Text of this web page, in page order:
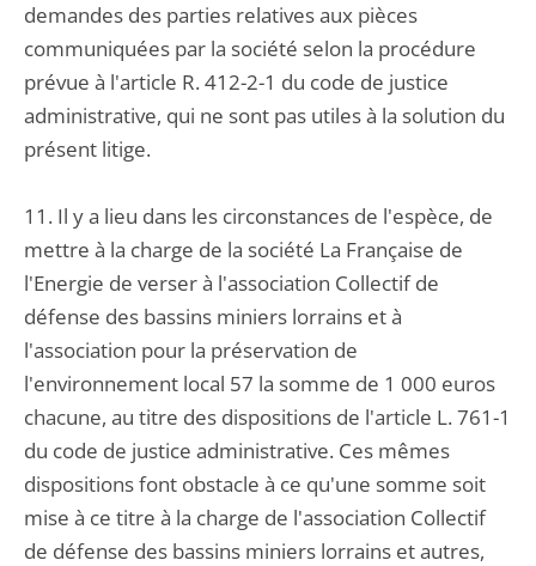
demandes des parties relatives aux pièces
communiquées par la société selon la procédure
prévue à l'article R. 412-2-1 du code de justice
administrative, qui ne sont pas utiles à la solution du
présent litige.
11. Il y a lieu dans les circonstances de l'espèce, de
mettre à la charge de la société La Française de
l'Energie de verser à l'association Collectif de
défense des bassins miniers lorrains et à
l'association pour la préservation de
l'environnement local 57 la somme de 1 000 euros
chacune, au titre des dispositions de l'article L. 761-1
du code de justice administrative. Ces mêmes
dispositions font obstacle à ce qu'une somme soit
mise à ce titre à la charge de l'association Collectif
de défense des bassins miniers lorrains et autres,